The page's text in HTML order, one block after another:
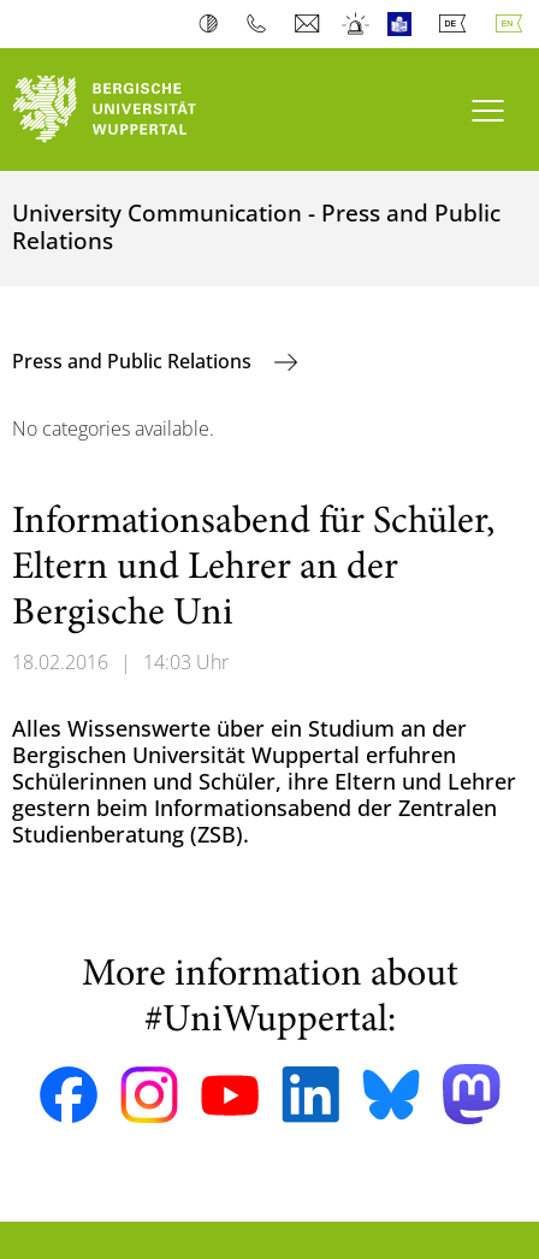
University Communication - Press and Public
Relations
Press and Public Relations
No categories available.
Informationsabend für Schüler,
Eltern und Lehrer an der
Bergische Uni
18.02.2016 | 14:03 Uhr
Alles Wissenswerte über ein Studium an der
Bergischen Universität Wuppertal erfuhren
Schülerinnen und Schüler, ihre Eltern und Lehrer
gestern beim Informationsabend der Zentralen
Studienberatung (ZSB).
More information about
#UniWuppertal: